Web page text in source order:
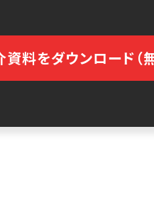
料をダウンロード（